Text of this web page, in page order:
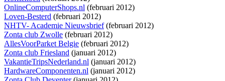
OnlineComputerShops.nl (februari 2012)
Loven-Besterd (februari 2012)
NHTV- Academie Nieuwsbrief(februari 2012)
Zonta club Zwolle (februari 2012)
AllesVoorParket Belgie (februari 2012)
Zonta club Friesland (januari 2012)
VakantieTripsNederland.nl (januari 2012)
HardwareComponenten.nl (januari 2012)